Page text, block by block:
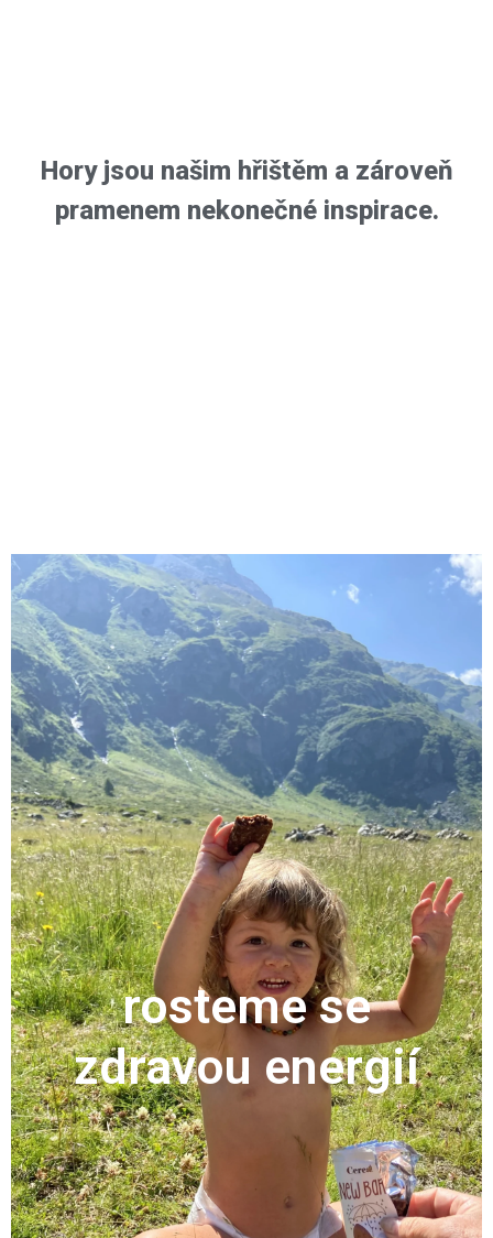
Hory jsou našim hřištěm a zároveň
pramenem nekonečné inspirace.
rosteme se
zdravou energií